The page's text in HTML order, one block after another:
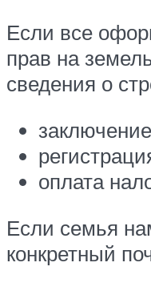
Если все
прав на
сведения о
оплата
Если семья
конкретный